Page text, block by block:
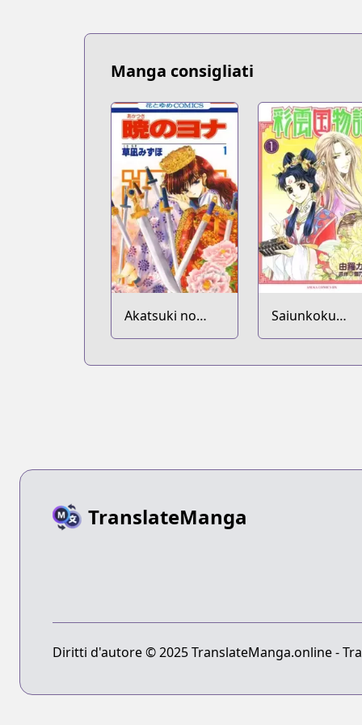
Bilibili
Manga UP!
https://global.manga-up.com/manga/
Official Site
Official Site
https://
Official Site
Official Site
http://www.jp.square-enix.com/
Manga consigliati
Akatsuki no
Yona
Saiunkoku
Monogatari
TranslateManga
Diritti d'autore © 2025 TranslateManga.online -